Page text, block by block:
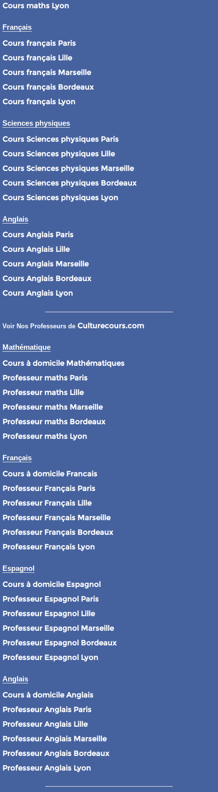
Cours maths Lyon
Français
Cours français Paris
Cours français Lille
Cours français Marseille
Cours français Bordeaux
Cours français Lyon
Sciences physiques
Cours Sciences physiques Paris
Cours Sciences physiques Lille
Cours Sciences physiques Marseille
Cours Sciences physiques Bordeaux
Cours Sciences physiques Lyon
Anglais
Cours Anglais Paris
Cours Anglais Lille
Cours Anglais Marseille
Cours Anglais Bordeaux
Cours Anglais Lyon
Voir Nos Professeurs de Culturecours.com
Mathématique
Cours à domicile Mathématiques
Professeur maths Paris
Professeur maths Lille
Professeur maths Marseille
Professeur maths Bordeaux
Professeur maths Lyon
Français
Cours à domicile Francais
Professeur Français Paris
Professeur Français Lille
Professeur Français Marseille
Professeur Français Bordeaux
Professeur Français Lyon
Espagnol
Cours à domicile Espagnol
Professeur Espagnol Paris
Professeur Espagnol Lille
Professeur Espagnol Marseille
Professeur Espagnol Bordeaux
Professeur Espagnol Lyon
Anglais
Cours à domicile Anglais
Professeur Anglais Paris
Professeur Anglais Lille
Professeur Anglais Marseille
Professeur Anglais Bordeaux
Professeur Anglais Lyon